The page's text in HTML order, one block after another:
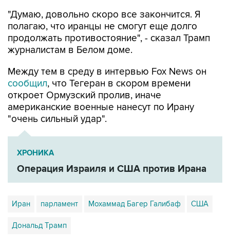
"Думаю, довольно скоро все закончится. Я
полагаю, что иранцы не смогут еще долго
продолжать противостояние", - сказал Трамп
журналистам в Белом доме.
Между тем в среду в интервью Fox News он
сообщил, что Тегеран в скором времени
откроет Ормузский пролив, иначе
американские военные нанесут по Ирану
"очень сильный удар".
ХРОНИКА
Операция Израиля и США против Ирана
Иран парламент Мохаммад Багер Галибаф США
Дональд Трамп